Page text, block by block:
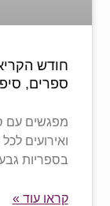
חודש
ספרים,
מפגשים עם
ואירועים
בספריות
קראו עוד »